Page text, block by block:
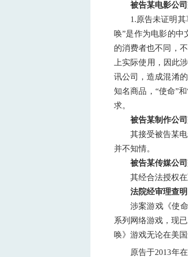
被告某电影公司
1.原告未证明
唤”是作为电影的
的消费者也不同，
上实际使用，因此
讯公司，造成混淆
知名商品，“使命”
求。
被告某制作公司
其接受被告某
并不知情。
被告某传媒公司
其经合法授权
法院经审理查明
涉案游戏《使
系列网络游戏，现
唤》游戏无论在美
原告于2013年